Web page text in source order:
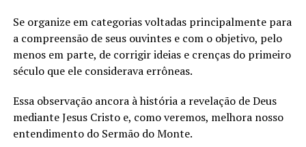
Se organize em categorias voltadas principalmente para
a compreensão de seus ouvintes e com o objetivo, pelo
menos em parte, de corrigir ideias e crenças do primeiro
século que ele considerava errôneas.
Essa observação ancora à história a revelação de Deus
mediante Jesus Cristo e, como veremos, melhora nosso
entendimento do Sermão do Monte.